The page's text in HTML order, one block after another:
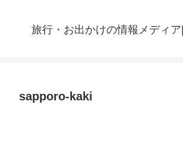
旅行・お出かけの情報メディ
sapporo-kaki